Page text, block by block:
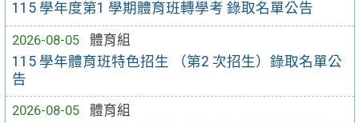
115 學年度第1 學期體育班轉學考 錄取名單公告
2026-08-05
體育組
115 學年體育班特色招生 （第2 次招生）錄取名單公
告
2026-08-05
體育組